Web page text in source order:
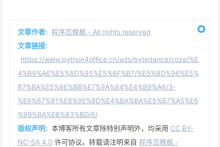
文章作者: 程序员晚枫 - All rights reserved
文章链接:
https://www.python4office.cn/ads/bytedance/coze/%E
4%B9%A6%E5%8D%95%E5%8F%B7/%E5%8D%96%E5%
87%BA%E5%8E%BB%E7%9A%84%E4%B9%A6/3-
%E9%87%91%E8%9E%8D%E4%BA%BA%E5%B7%A5%E6
%99%BA%E8%83%BD/6/
版权声明: 本博客所有文章除特别声明外，均采用 CC BY-
NC-SA 4.0 许可协议。转载请注明来自 程序员晚枫 -